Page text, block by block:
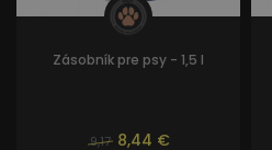
Zásobník pre psy - 1,5 l
9,17 8,44 €